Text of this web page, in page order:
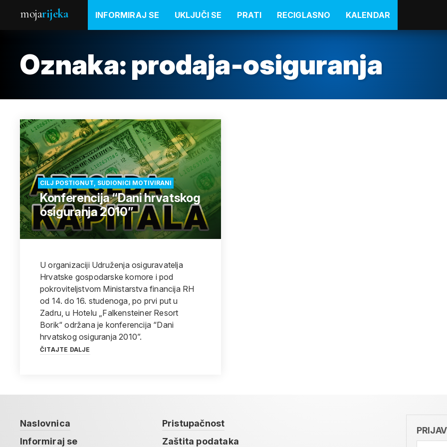
mojarijeka INFORMIRAJ SE UKLJUČI SE PRATI RECIGLASNO KALENDAR
Oznaka: prodaja-osiguranja
CILJ POSTIGNUT, SUDIONICI MOTIVIRANI
Konferencija “Dani hrvatskog
osiguranja 2010”
U organizaciji Udruženja osiguravatelja
Hrvatske gospodarske komore i pod
pokroviteljstvom Ministarstva financija RH
od 14. do 16. studenoga, po prvi put u
Zadru, u Hotelu „Falkensteiner Resort
Borik“ održana je konferencija “Dani
hrvatskog osiguranja 2010”.
ČITAJTE DALJE
Naslovnica
Informiraj se
Pristupačnost
Zaštita podataka